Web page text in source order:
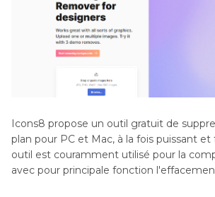
Icons8 propose un outil gratuit de
plan pour PC et Mac, à la fois puissant et
outil est couramment utilisé pour la
avec pour principale fonction